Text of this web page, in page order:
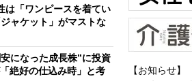
「ワンピースを着てい
ャケット」がマストな
になった成長株”に投資
絶好の仕込み時」と考
【お知らせ】